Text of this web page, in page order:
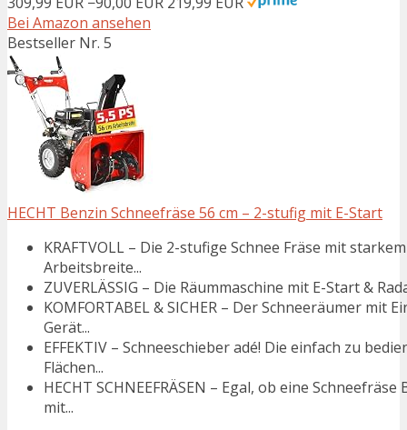
Bei Amazon ansehen
Bestseller Nr. 5
HECHT Benzin Schneefräse 56 cm – 2-stufig mit E-Start
KRAFTVOLL – Die 2-stufige Schnee Fräse mit
Arbeitsbreite...
ZUVERLÄSSIG – Die Räummaschine mit E-Start &
KOMFORTABEL & SICHER – Der Schneeräumer
Gerät...
EFFEKTIV – Schneeschieber adé! Die einfach zu
Flächen...
HECHT SCHNEEFRÄSEN – Egal, ob eine
mit...